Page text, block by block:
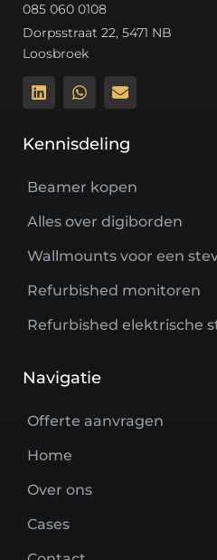
085 060 0108
Dorpsstraat 22, 5471 NB
Loosbroek
Kennisdeling
Beamer kopen
Alles over digiborden
Wallmounts voor een
Refurbished monitoren
Refurbished elektrische
Navigatie
Offerte aanvragen
Home
Over ons
Cases